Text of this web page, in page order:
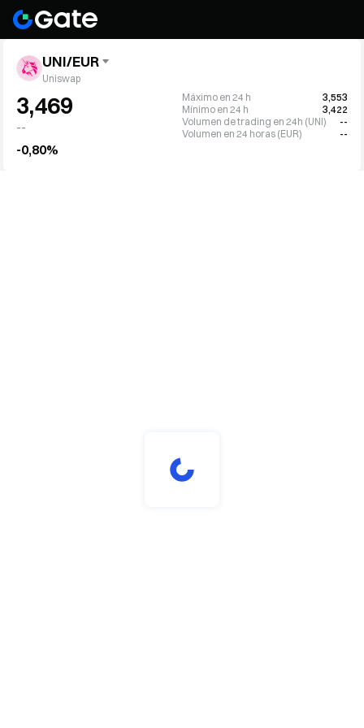
UNI/EUR
Uniswap
3,469
--
-0,80%
Máximo en 24 h
3,553
Mínimo en 24 h
3,422
Volumen de trading en 24h (UNI)
--
Volumen en 24 horas (EUR)
--